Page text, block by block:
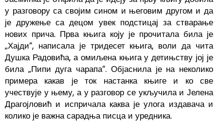
у разговору са својим сином и његовим другом и да
је дружење са децом увек подстицај за стварање
нових прича. Прва књига коју је прочитала била је
„Хајди“, написала је тридесет књига, воли да чита
Душка Радовића, а омиљена књига у детињству јој је
била „Пипи дуга чарапа“. Објаснила је на неколико
примера какав је ток настанка књиге и ко све
учествује у њему, а у разговор се укључила и Јелена
Драгојловић и испричала каква је улога издавача и
колико је важна сарадња писца и уредника.